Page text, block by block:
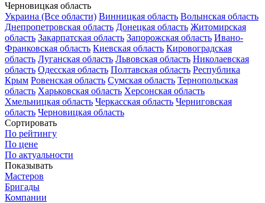
Черновицкая область
Украина (Все области) Винницкая область Волынская область
Днепропетровская область Донецкая область Житомирская
область Закарпатская область Запорожская область Ивано-
Франковская область Киевская область Кировоградская
область Луганская область Львовская область Николаевская
область Одесская область Полтавская область Республика
Крым Ровенская область Сумская область Тернопольская
область Харьковская область Херсонская область
Хмельницкая область Черкасская область Черниговская
область Черновицкая область
Сортировать
По рейтингу
По цене
По актуальности
Показывать
Мастеров
Бригады
Компании